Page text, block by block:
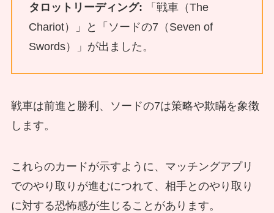
タロットリーディング: 「戦車（The
Chariot）」と「ソードの7（Seven of
Swords）」が出ました。
戦車は前進と勝利、ソードの7は策略や欺瞞を象徴
します。
これらのカードが示すように、マッチングアプリ
でのやり取りが進むにつれて、相手とのやり取り
に対する恐怖感が生じることがあります。